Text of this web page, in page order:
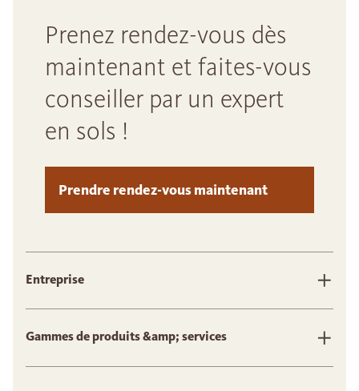
Prenez rendez-vous dès
maintenant et faites-vous
conseiller par un expert
en sols !
Prendre rendez-vous maintenant
Entreprise
Gammes de produits &amp; services